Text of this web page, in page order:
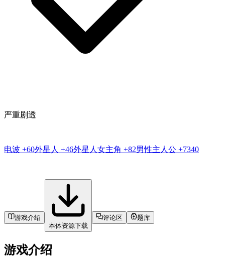
严重剧透
电波 +60外星人 +46外星人女主角 +82男性主人公 +7340
游戏介绍
本体资源下载
评论区 题库
游戏介绍